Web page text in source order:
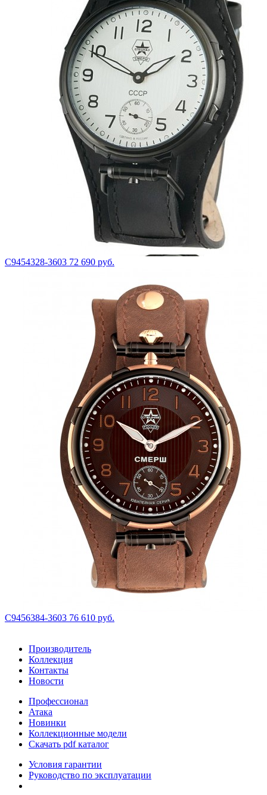
С9454328-3603 72 690 руб.
С9456384-3603 76 610 руб.
Производитель
Коллекция
Контакты
Новости
Профессионал
Атака
Новинки
Коллекционные модели
Скачать pdf каталог
Условия гарантии
Руководство по эксплуатации